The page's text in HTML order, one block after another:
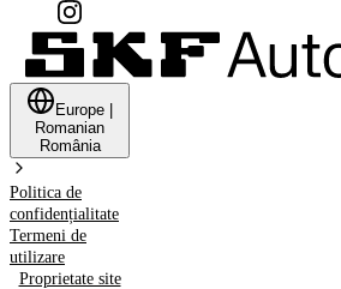
Europe
Romanian
România
Politica de
confidențialitate
Termeni de
utilizare
Proprietate site